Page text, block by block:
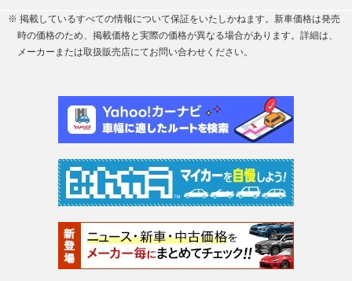
※ 掲載しているすべての情報について保証をいたしかねます。新車価格は発売
時の価格のため、掲載価格と実際の価格が異なる場合があります。詳細は、
メーカーまたは取扱販売店にてお問い合わせください。